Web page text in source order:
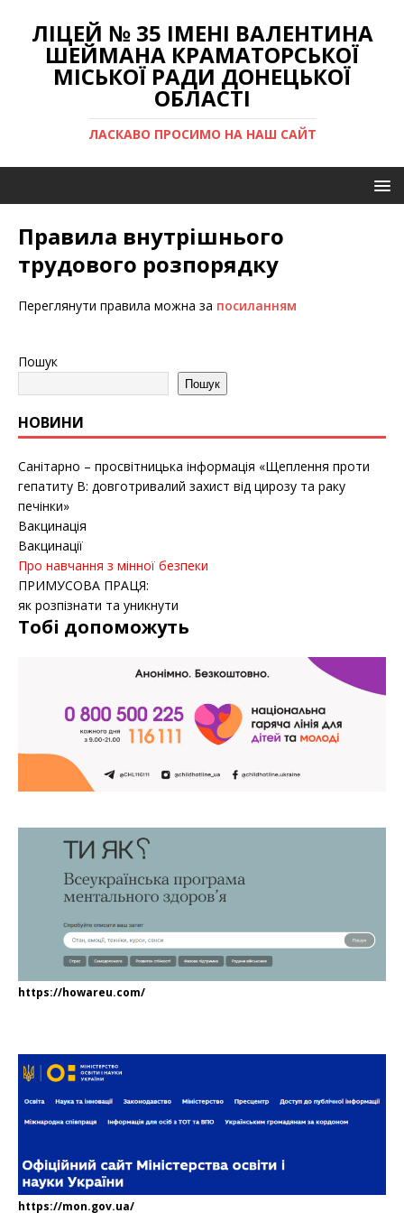
ЛІЦЕЙ № 35 ІМЕНІ ВАЛЕНТИНА
ШЕЙМАНА КРАМАТОРСЬКОЇ
МІСЬКОЇ РАДИ ДОНЕЦЬКОЇ
ОБЛАСТІ
ЛАСКАВО ПРОСИМО НА НАШ САЙТ
Правила внутрішнього
трудового розпорядку
Переглянути правила можна за посиланням
Пошук
Пошук
НОВИНИ
Санітарно – просвітницька інформація «Щеплення проти
гепатиту B: довготривалий захист від цирозу та раку
печінки»
Вакцинація
Вакцинації
Про навчання з мінної безпеки
ПРИМУСОВА ПРАЦЯ:
як розпізнати та уникнути
Тобі допоможуть
https://howareu.com/
https://mon.gov.ua/